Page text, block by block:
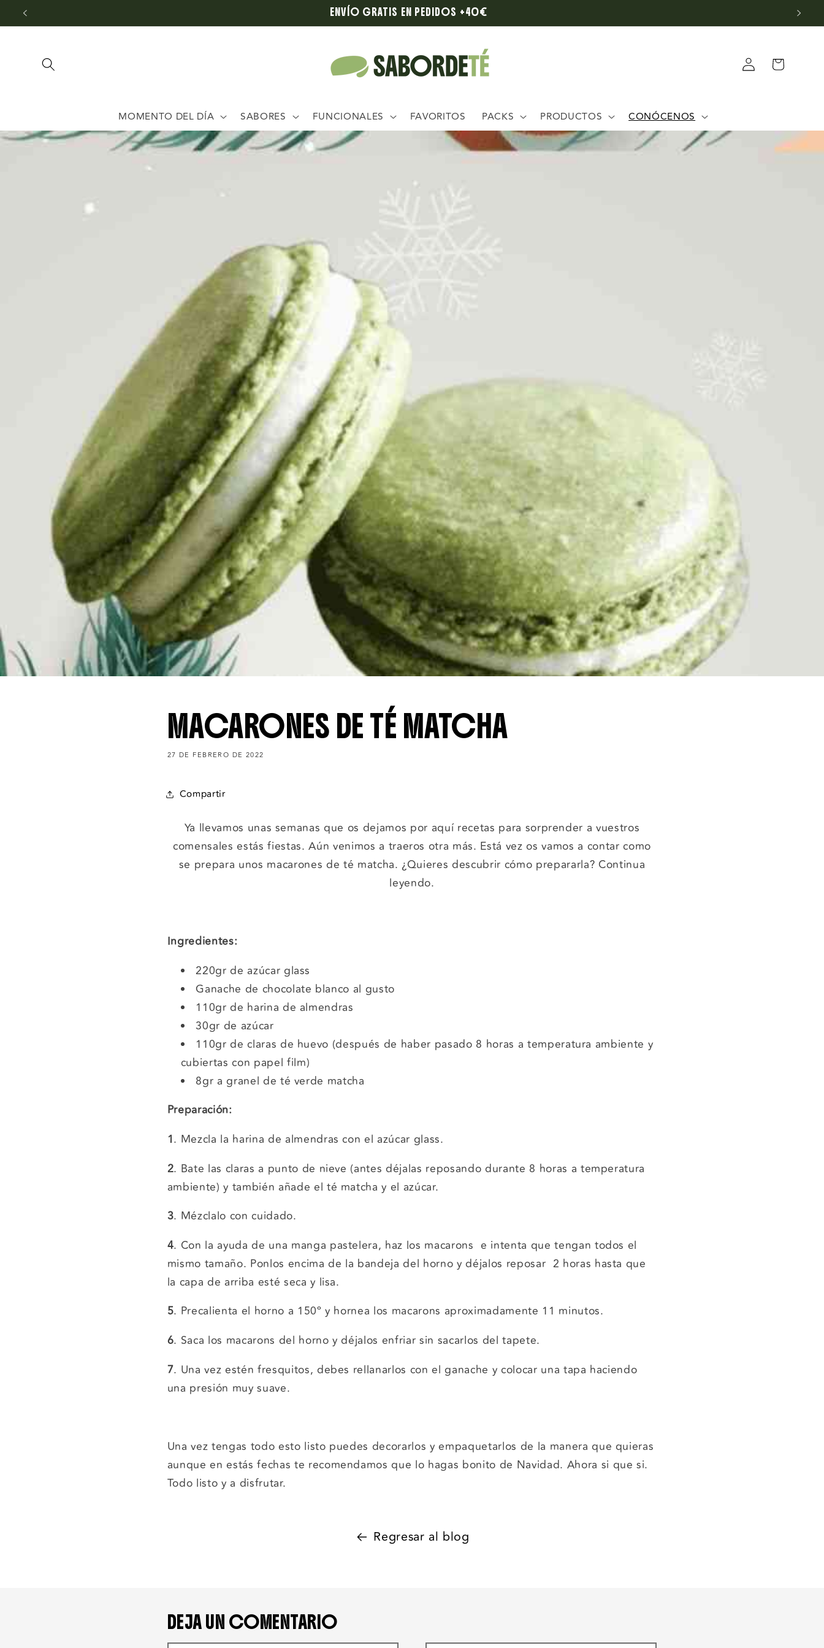
directamente
al contenido
ENVÍO GRATIS EN PEDIDOS +40€
MOMENTO DEL DÍA SABORES FUNCIONALES FAVORITOS PACKS PRODUCTOS CONÓCENOS
Iniciar
sesión
Carrito
MACARONES DE TÉ MATCHA
27 DE FEBRERO DE 2022
Compartir
Ya llevamos unas semanas que os dejamos por aquí recetas para sorprender a vuestros
comensales estás fiestas. Aún venimos a traeros otra más. Está vez os vamos a contar como
se prepara unos macarones de té matcha. ¿Quieres descubrir cómo prepararla? Continua
leyendo.
Ingredientes:
220gr de azúcar glass
Ganache de chocolate blanco al gusto
110gr de harina de almendras
30gr de azúcar
110gr de claras de huevo (después de haber pasado 8 horas a temperatura ambiente y
cubiertas con papel film)
8gr a granel de té verde matcha
Preparación:
1. Mezcla la harina de almendras con el azúcar glass.
2. Bate las claras a punto de nieve (antes déjalas reposando durante 8 horas a temperatura
ambiente) y también añade el té matcha y el azúcar.
3. Mézclalo con cuidado.
4. Con la ayuda de una manga pastelera, haz los macarons e intenta que tengan todos el
mismo tamaño. Ponlos encima de la bandeja del horno y déjalos reposar 2 horas hasta que
la capa de arriba esté seca y lisa.
5. Precalienta el horno a 150º y hornea los macarons aproximadamente 11 minutos.
6. Saca los macarons del horno y déjalos enfriar sin sacarlos del tapete.
7. Una vez estén fresquitos, debes rellanarlos con el ganache y colocar una tapa haciendo
una presión muy suave.
Una vez tengas todo esto listo puedes decorarlos y empaquetarlos de la manera que quieras
aunque en estás fechas te recomendamos que lo hagas bonito de Navidad. Ahora si que si.
Todo listo y a disfrutar.
Regresar al blog
DEJA UN COMENTARIO